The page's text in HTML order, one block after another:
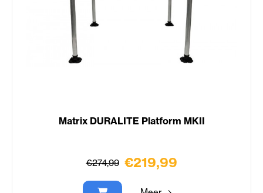
Matrix DURALITE Platform MKII
€274,99 €219,99